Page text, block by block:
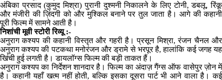
अंबिका प्रसाद (कुमुद मिश्रा) पुरानी दुश्मनी निकालने के लिए टोनी, डबलू, रिंकू
और मंजीरी की ज़िंदगी को और मुश्किल बनाने पर तुल जाता है। आगे की कहानी
पूरी फिल्म में सामने आती है।
निशांची मूवी स्टोरी रिव्यू :-
अनुराग कश्यप की कहानी विस्तृत और गहरी है। प्रसून मिश्रा, रंजन चैनल और
अनुराग कश्यप की पटकथा मनोरंजन और ड्रामे से भरपूर है, हालांकि कई जगह यह
खिंची हुई लगती है। डायलॉग्स फिल्म की बड़ी ताकत हैं।
अनुराग कश्यप का निर्देशन शानदार है। फिल्म का अंदाज़ गैंग्स ऑफ वासेपुर ज़ोन में
है। कहानी यहाँ खत्म नहीं होती, बल्कि इसका दूसरा पार्ट भी आने वाला है। कई